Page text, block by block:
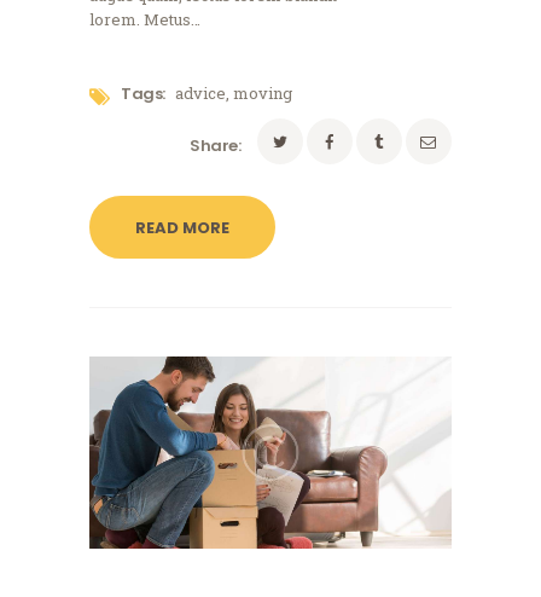
lorem. Metus…
Tags: advice,moving
Share:
READ MORE